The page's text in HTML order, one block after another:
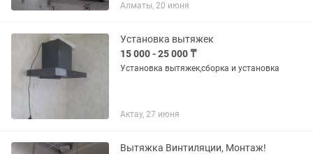
Алматы, 20 июня
Установка вытяжек
15 000 - 25 000 ₸
Установка вытяжек,сборка и установка
Актау, 27 июня
Вытяжка Винтиляции, Монтаж!